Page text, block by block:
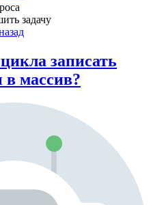
задачу
записать
массив?